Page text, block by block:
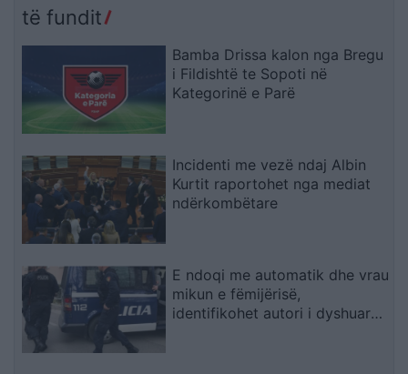
të fundit
Bamba Drissa kalon nga Bregu
i Fildishtë te Sopoti në
Kategorinë e Parë
Incidenti me vezë ndaj Albin
Kurtit raportohet nga mediat
ndërkombëtare
E ndoqi me automatik dhe vrau
mikun e fëmijërisë,
identifikohet autori i dyshuar